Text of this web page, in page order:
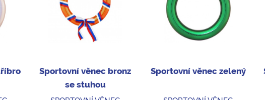
Sportovní věnec bronz
se stuhou
Sportovní věnec zelený